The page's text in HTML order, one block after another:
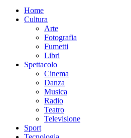
Home
Cultura
Arte
Fotografia
Fumetti
Libri
Spettacolo
Cinema
Danza
Musica
Radio
Teatro
Televisione
Sport